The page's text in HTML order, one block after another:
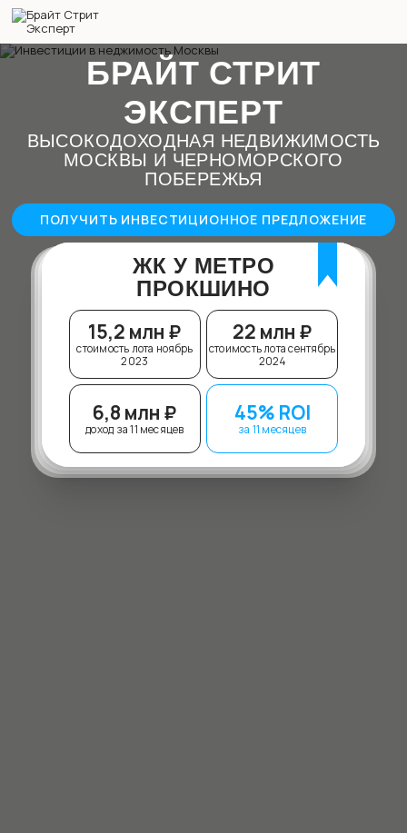
БРАЙТ СТРИТ
ЭКСПЕРТ
ВЫСОКОДОХОДНАЯ НЕДВИЖИМОСТЬ
МОСКВЫ И ЧЕРНОМОРСКОГО
ПОБЕРЕЖЬЯ
ПОЛУЧИТЬ ИНВЕСТИЦИОННОЕ ПРЕДЛОЖЕНИЕ
ЖК У МЕТРО
ПРОКШИНО
15,2 млн ₽
стоимость лота ноябрь
2023
22 млн ₽
стоимость лота сентябрь
2024
6,8 млн ₽
доход за 11 месяцев
45% ROI
за 11 месяцев